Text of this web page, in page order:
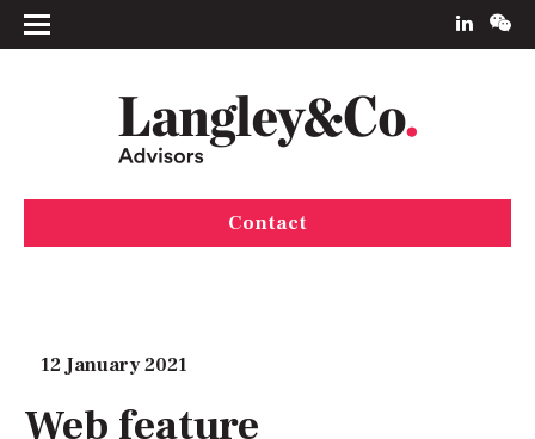
Contact
12 January 2021
Web feature